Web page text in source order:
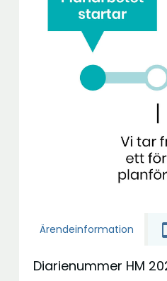
Ärendeinformation
Diarienummer HM